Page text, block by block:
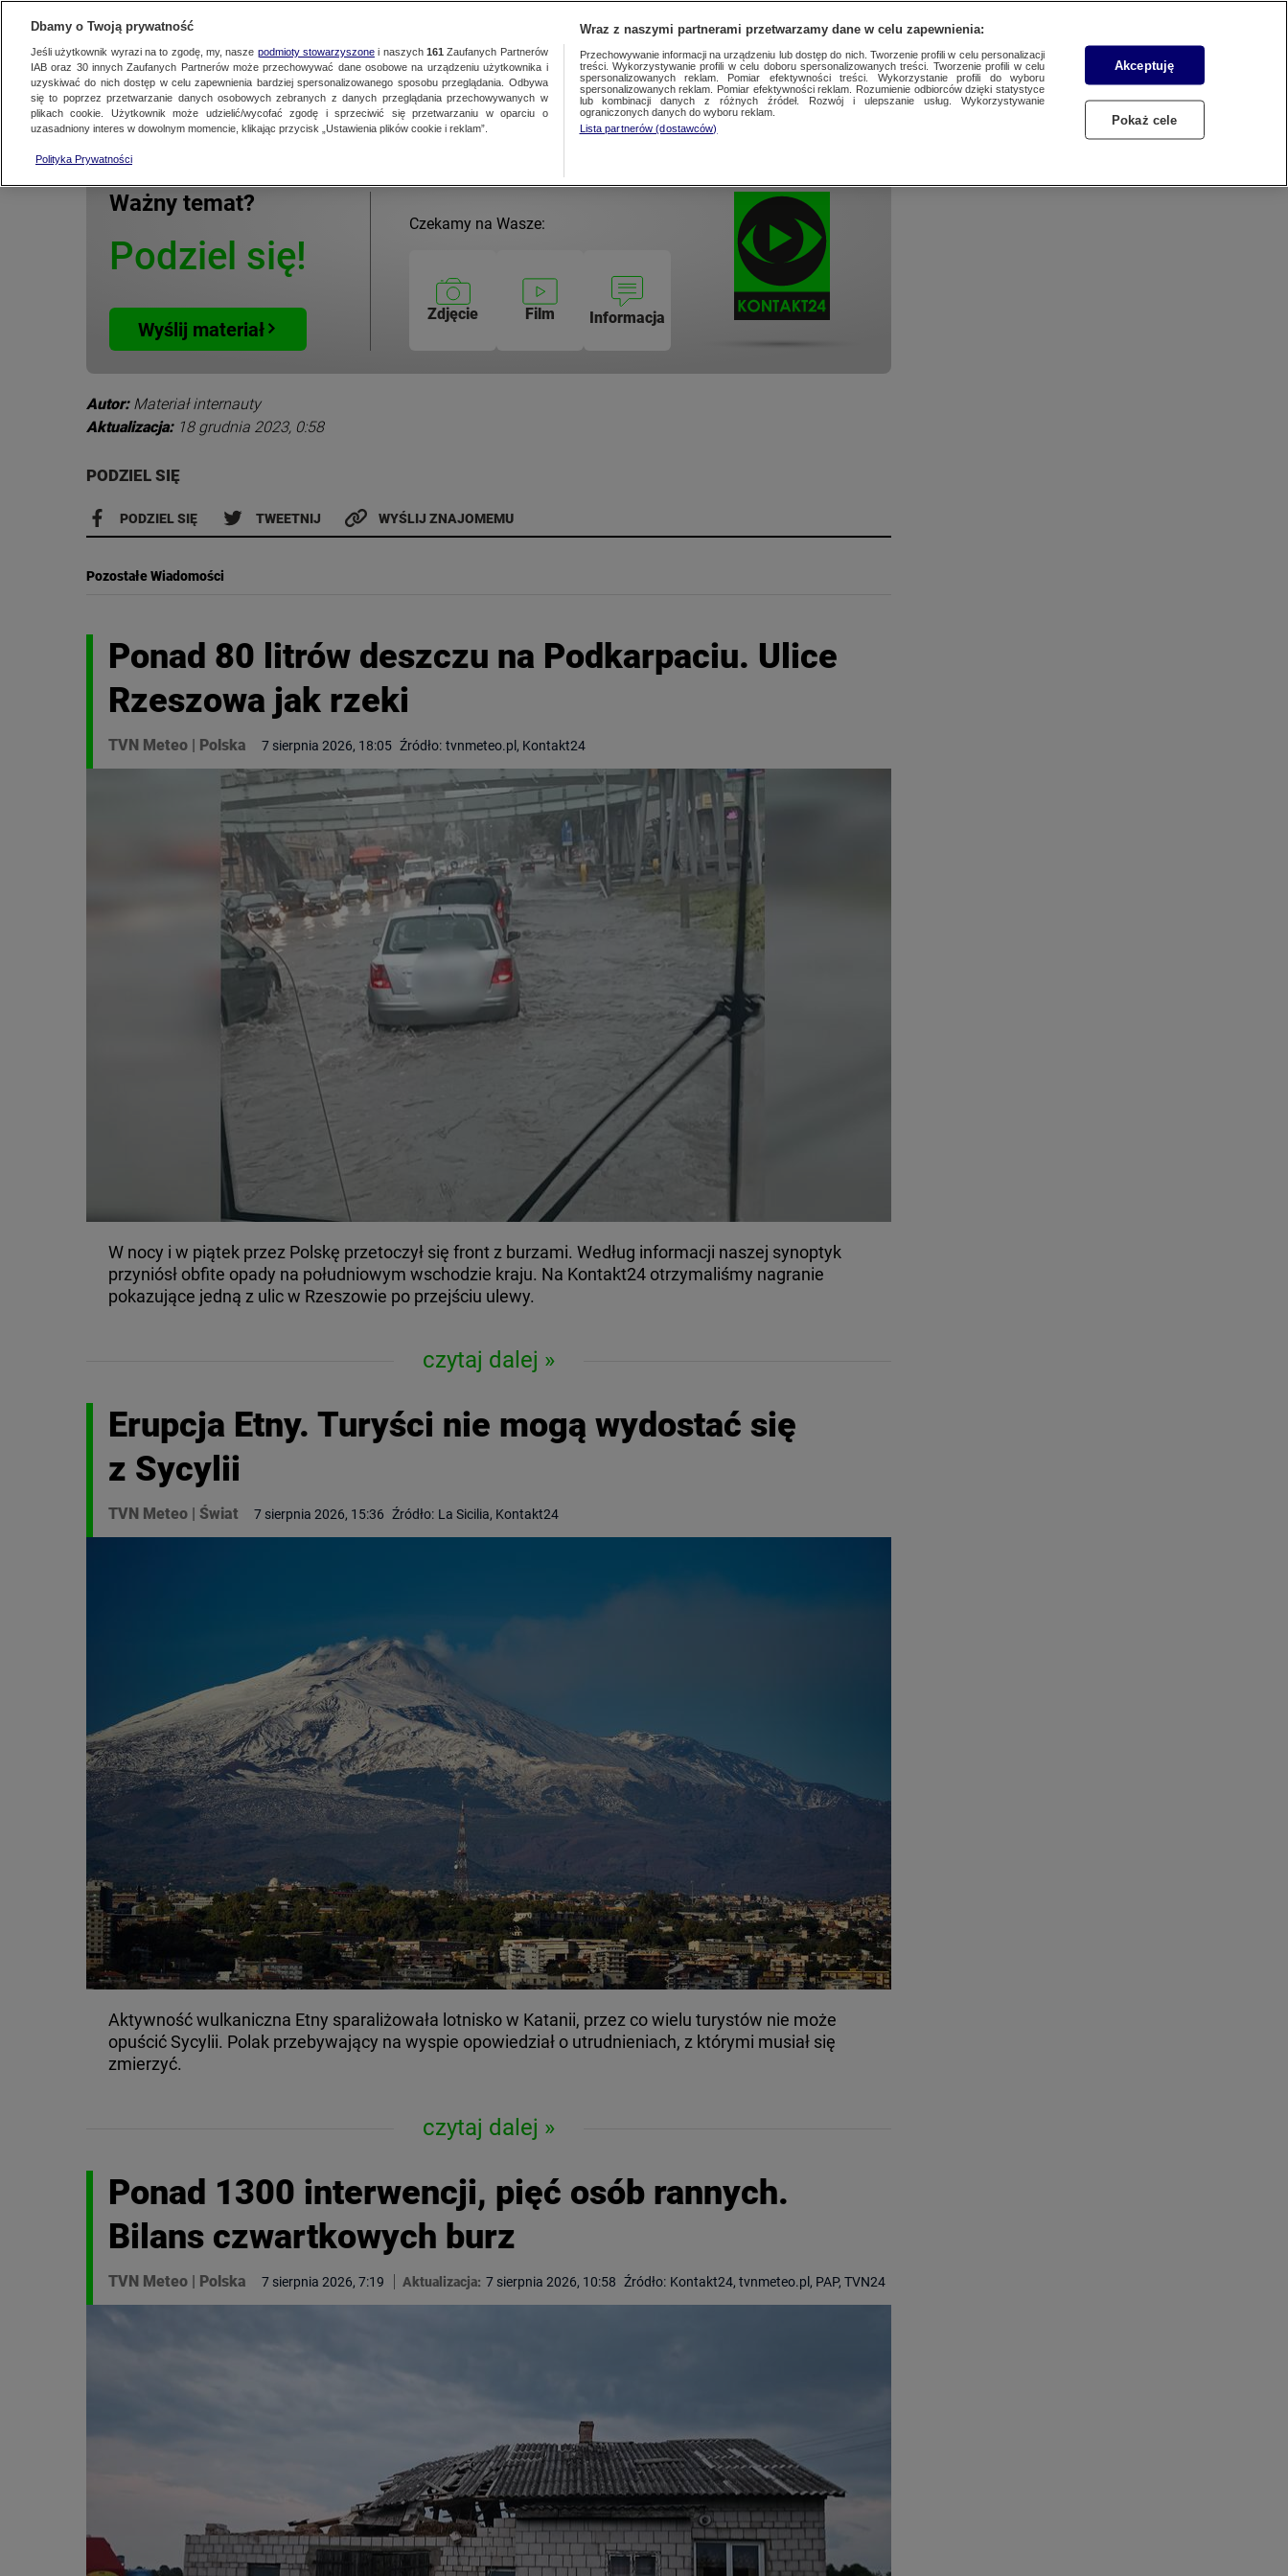
KONTAKT24 GORĄCE TEMATY WYŚLIJ MATERIAŁ
MATERIAŁ UŻYTKOWNIKA
Kontakt24|Najnowsze 18 grudnia 2023, 0:58
Ważny temat?
Podziel się!
Wyślij materiał
Czekamy na Wasze:
Zdjęcie Film Informacja
Autor: Materiał internauty
Aktualizacja: 18 grudnia 2023, 0:58
PODZIEL SIĘ
PODZIEL SIĘ TWEETNIJ WYŚLIJ ZNAJOMEMU
Pozostałe Wiadomości
czytaj dalej
W nocy i w piątek przez Polskę przetoczył się front z burzami. Według informacji naszej synoptyk
przyniósł obfite opady na południowym wschodzie kraju. Na Kontakt24 otrzymaliśmy nagranie
pokazujące jedną z ulic w Rzeszowie po przejściu ulewy.
Ponad 80 litrów deszczu na Podkarpaciu. Ulice
Rzeszowa jak rzeki
TVN Meteo Polska 7 sierpnia 2026, 18:05 Źródło: tvnmeteo.pl, Kontakt24
czytaj dalej
Aktywność wulkaniczna Etny sparaliżowała lotnisko w Katanii, przez co wielu turystów nie może
opuścić Sycylii. Polak przebywający na wyspie opowiedział o utrudnieniach, z którymi musiał się
zmierzyć.
Erupcja Etny. Turyści nie mogą wydostać się
z Sycylii
TVN Meteo | Świat 7 sierpnia 2026, 15:36 Źródło: La Sicilia, Kontakt24
Ponad 1300 interwencji, pięć osób rannych.
Bilans czwartkowych burz
TVN Meteo Polska 7 sierpnia 2026, 7:19 Aktualizacja: 7 sierpnia 2026, 10:58 Źródło: Kontakt24, tvnmeteo.pl, PAP, TVN24
Dbamy o Twoją prywatność
Jeśli użytkownik wyrazi na to zgodę, my, nasze podmioty stowarzyszonei naszych 161 Zaufanych Partnerów
IAB oraz 30innych Zaufanych Partnerów może przechowywać dane osobowe na urządzeniu użytkownika i
uzyskiwać do nich dostęp w celu zapewnienia bardziej spersonalizowanego sposobu przeglądania. Odbywa
się to poprzez przetwarzanie danych osobowych zebranych z danych przeglądania przechowywanych w
plikach cookie. Użytkownik może udzielić/wycofać zgodę i sprzeciwić się przetwarzaniu w oparciu o
uzasadniony interes w dowolnym momencie, klikając przycisk „Ustawienia plików cookie i reklam”.
Polityka Prywatności
Wraz z naszymi partnerami przetwarzamy dane w celu zapewnienia:
Przechowywanie informacji na urządzeniu lub dostęp do nich. Tworzenie profili w celu personalizacji
treści. Wykorzystywanie profili w celu doboru spersonalizowanych treści. Tworzenie profili w celu
spersonalizowanych reklam. Pomiar efektywności treści. Wykorzystanie profili do wyboru
spersonalizowanych reklam. Pomiar efektywności reklam. Rozumienie odbiorców dzięki statystyce
lub kombinacji danych z różnych źródeł. Rozwój i ulepszanie usług. Wykorzystywanie
ograniczonych danych do wyboru reklam.
Lista partnerów (dostawców)
Akceptuję
Pokaż cele